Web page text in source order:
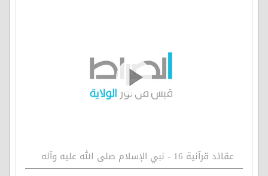
عقائد قرآنية 16 - نبي الإسلام صلى الله عليه وآله